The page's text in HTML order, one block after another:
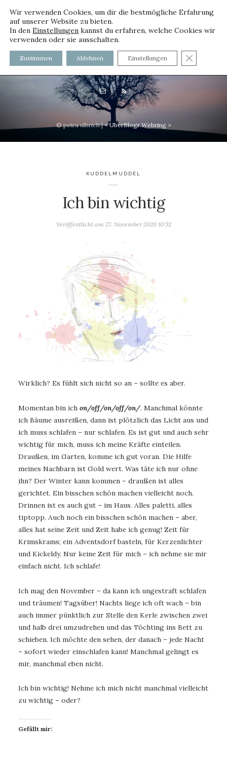
voller worte - mit und ohne
Innenfutter
© petra ulbrich |< UberBlogr Webring >
KUDDELMUDDEL
Ich bin wichtig
Veröffentlicht am 27. November 2020 10:52
Wirklich? Es fühlt sich nicht so an – sollte es aber.
Momentan bin ich on/off/on/off/on/. Manchmal könnte
ich Bäume ausreißen, dann ist plötzlich das Licht aus und
ich muss schlafen – nur schlafen. Es ist gut und auch sehr
wichtig für mich, muss ich meine Kräfte einteilen.
Draußen, im Garten, komme ich gut voran. Die Hilfe
meines Nachbarn ist Gold wert. Was täte ich nur ohne
ihn? Der Winter kann kommen – draußen ist alles
gerichtet. Ein bisschen schön machen vielleicht noch.
Drinnen ist es auch gut – im Haus. Alles paletti, alles
tiptopp. Auch noch ein bisschen schön machen – aber,
alles hat seine Zeit und Zeit habe ich genug! Zeit für
Krimskrams; ein Adventsdorf basteln, für Kerzenlichter
und Kickeldy. Nur keine Zeit für mich – ich nehme sie mir
einfach nicht. Ich schlafe!
Ich mag den November – da kann ich ungestraft schlafen
und träumen! Tagsüber! Nachts liege ich oft wach – bin
auch immer pünktlich zur Stelle den Kerle zwischen zwei
und halb drei umzudrehen und das Töchting ins Bett zu
schieben. Ich möchte den sehen, der danach – jede Nacht
– sofort wieder einschlafen kann! Manchmal gelingt es
mir, manchmal eben nicht.
Ich bin wichtig! Nehme ich mich nicht manchmal vielleicht
zu wichtig – oder?
Gefällt mir:
Wir verwenden Cookies, um dir die bestmögliche Erfahrung
auf unserer Website zu bieten.
In den Einstellungen kannst du erfahren, welche Cookies wir
verwenden oder sie ausschalten.
Zustimmen Ablehnen Einstellungen GDPR